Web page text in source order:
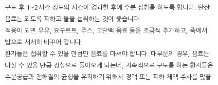
구토 후 1~2시간 정도의 시간이 경과한 후에 수분 섭취를 하도록 합니다. 탄산
음료는 되도록 피하고 물을 섭취하는 것이 좋습니다.
적응이 되면 우유, 요구르트, 주스, 고단백 음료 등을 조금씩 추가하고, 죽에서
밥으로 서서히 바꾸어 갑니다.
환자들은 섭취할 수 있을 만큼만 음료를 마셔야 합니다. 대부분의 경우, 음료는
마실 수 있을 만큼 정상으로 돌아오게 되는데, 지속적으로 구토를 하는 환자들은
수분공급과 전해질의 균형을 유지하기 위해서 정맥 또는 피하 체액 주사를 맞을